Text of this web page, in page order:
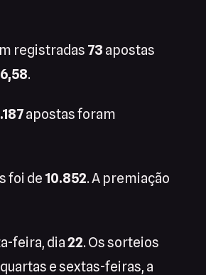
registradas 73 apostas
.
apostas foram
foi de 10.852. A premiação
feira, dia22. Os sorteios
e sextas-feiras, a